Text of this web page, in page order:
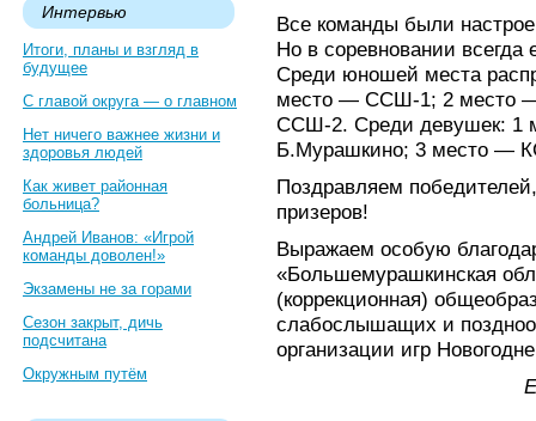
Интервью
Итоги, планы и взгляд в
будущее
С главой округа — о главном
Нет ничего важнее жизни и
здоровья людей
Как живет районная
больница?
Андрей Иванов: «Игрой
команды доволен!»
Экзамены не за горами
Сезон закрыт, дичь
подсчитана
Окружным путём
Все команды были
Но в соревновании
Среди юношей места
место — ССШ-1; 2
ССШ-2. Среди девушек:
Б.Мурашкино; 3 место —
Поздравляем
призеров!
Выражаем особую
«Большемурашкинская
(коррекционная)
слабослышащих и
организации игр